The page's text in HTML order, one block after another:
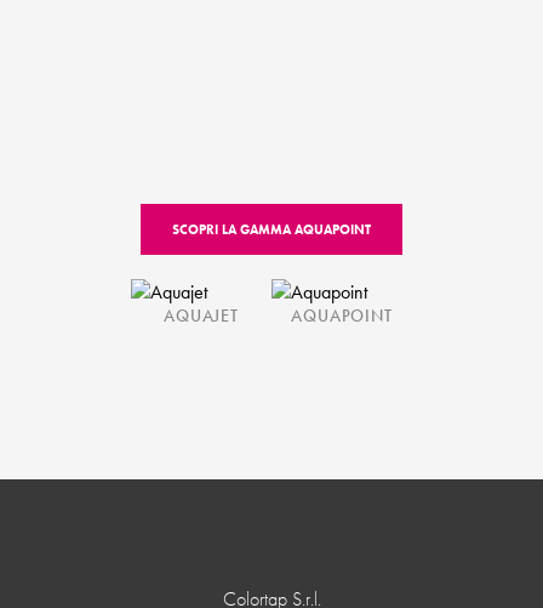
SCOPRI LA GAMMA AQUAPOINT
AQUAJET AQUAPOINT
Colortap S.r.l.